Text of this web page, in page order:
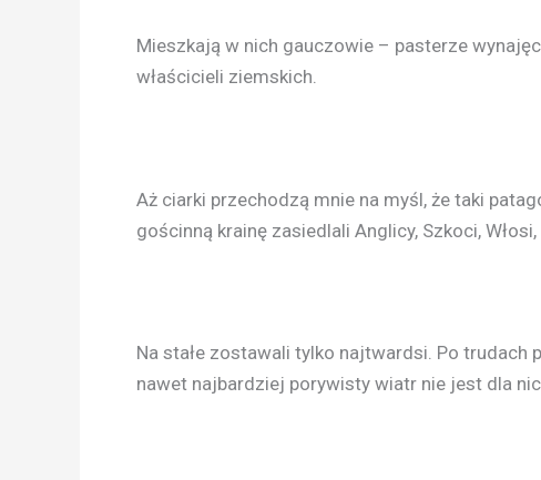
Mieszkają w nich gauczowie – pasterze
właścicieli ziemskich.
Aż ciarki przechodzą mnie na myśl, że taki
gościnną krainę zasiedlali Anglicy, Szkoci,
Na stałe zostawali tylko najtwardsi. Po trudach
nawet najbardziej porywisty wiatr nie jest dla